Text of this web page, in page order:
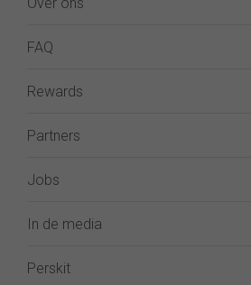
FAQ
Rewards
Partners
Jobs
In de media
Perskit